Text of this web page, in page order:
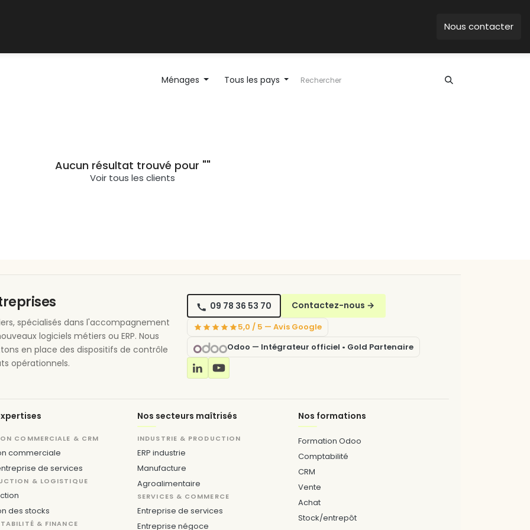
Nous contacter
Ménages Tous les pays
Aucun résultat trouvé pour ""
Voir tous les clients
spécialisés dans l'accompagnement
logiciels métiers ou ERP. Nous
en place des dispositifs de contrôle
opérationnels.
09 78 36 53 70 Contactez-nous →
5,0 / 5 — Avis Google
Odoo — Intégrateur officiel • Gold Partenaire
COMMERCIALE & CRM
commerciale
de services
& LOGISTIQUE
des stocks
& FINANCE
Nos secteurs maîtrisés
INDUSTRIE & PRODUCTION
ERP industrie
Manufacture
Agroalimentaire
SERVICES & COMMERCE
Entreprise de services
Entreprise négoce
Nos formations
Formation Odoo
Comptabilité
CRM
Vente
Achat
Stock/entrepôt